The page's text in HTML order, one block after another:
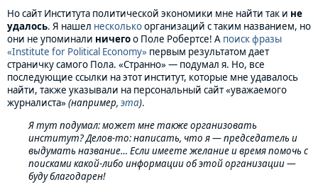
Но сайт Института политической экономики мне найти так и не
удалось. Я нашел несколькоорганизаций с таким названием, но
они не упоминали ничегоо Поле Робертсе! А поиск фразы
«Institute for Political Economy» первым результатом дает
страничку самого Пола. «Странно» — подумал я. Но, все
последующие ссылки на этот институт, которые мне удавалось
найти, также указывали на персональный сайт «уважаемого
журналиста»(например, эта).
Я тут подумал: может мне также организовать
институт? Делов-то: написать, что я — председатель и
выдумать название… Если имеете желание и время помочь с
поисками какой-либо информации об этой организации —
буду благодарен!